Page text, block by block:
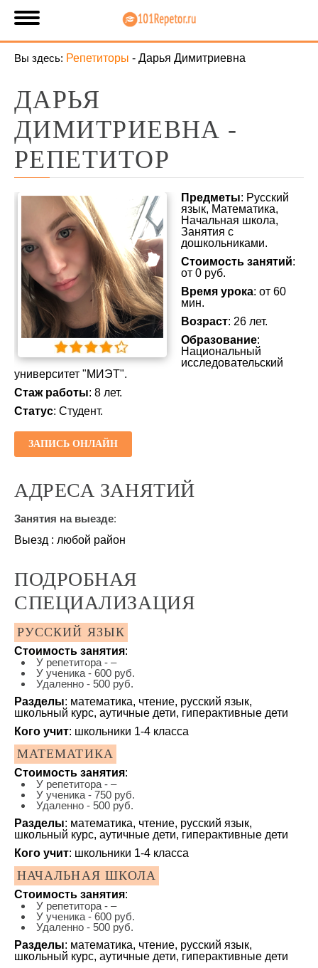
Вы здесь: Репетиторы - Дарья Димитриевна
ДАРЬЯ
ДИМИТРИЕВНА -
РЕПЕТИТОР
Предметы: Русский
язык, Математика,
Начальная школа,
Занятия с
дошкольниками.
Стоимость занятий:
от 0 руб.
Время урока: от 60
мин.
Возраст: 26 лет.
Образование:
Национальный
исследовательский
университет "МИЭТ".
Стаж работы: 8 лет.
Статус: Студент.
ЗАПИСЬ ОНЛАЙН
АДРЕСА ЗАНЯТИЙ
Занятия на выезде:
Выезд : любой район
ПОДРОБНАЯ
СПЕЦИАЛИЗАЦИЯ
РУССКИЙ ЯЗЫК
Стоимость занятия:
У репетитора - –
У ученика - 600 руб.
Удаленно - 500 руб.
Разделы: математика, чтение, русский язык,
школьный курс, аутичные дети, гиперактивные дети
Кого учит: школьники 1-4 класса
МАТЕМАТИКА
Стоимость занятия:
У репетитора - –
У ученика - 750 руб.
Удаленно - 500 руб.
Разделы: математика, чтение, русский язык,
школьный курс, аутичные дети, гиперактивные дети
Кого учит: школьники 1-4 класса
НАЧАЛЬНАЯ ШКОЛА
Стоимость занятия:
У репетитора - –
У ученика - 600 руб.
Удаленно - 500 руб.
Разделы: математика, чтение, русский язык,
школьный курс, аутичные дети, гиперактивные дети